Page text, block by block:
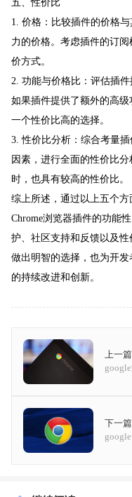
五、性价比
1. 价格：比较插件的价格
力的价格。考虑插件的订
价方式。
2. 功能与价格比：评估插
如果插件提供了额外的高
一个性价比高的选择。
3. 性价比分析：综合考量
因素，进行全面的性价比
时，也具有较高的性价比。
综上所述，通过以上五个
Chrome浏览器插件的功能
护、社区支持和反馈以及
做出明智的选择，也为开
的持续改进和创新。
上一篇
下一篇